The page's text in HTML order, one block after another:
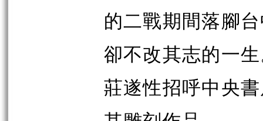
的二戰期間落腳
卻不改其志的一
莊遂性招呼中央